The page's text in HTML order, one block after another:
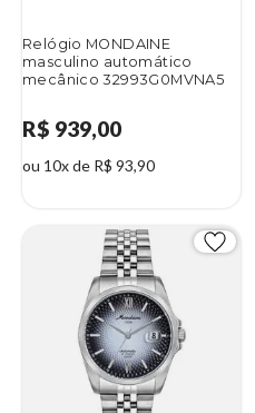
Relógio MONDAINE
masculino automático
mecânico 32993G0MVNA5
R$ 939,00
ou 10x de R$ 93,90